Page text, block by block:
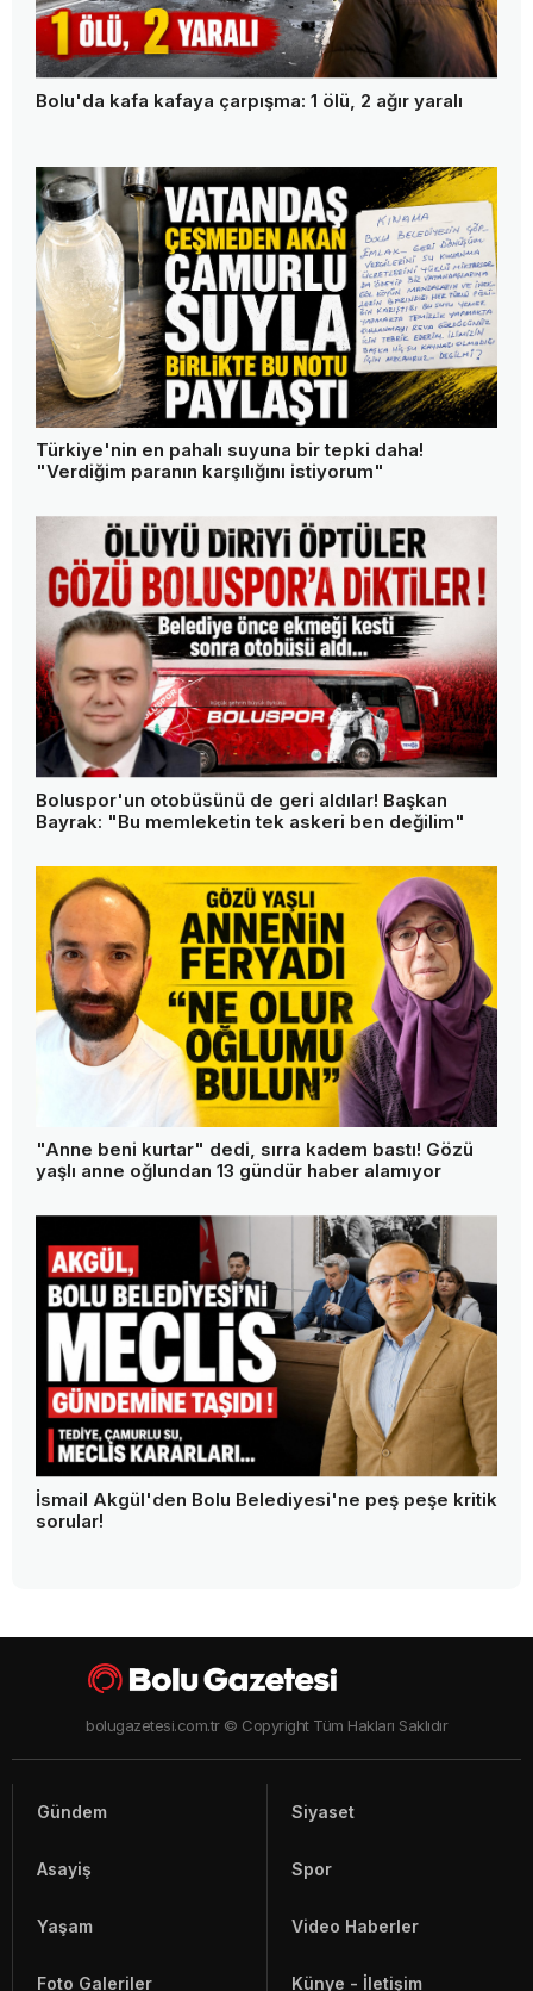
Bolu'da kafa kafaya çarpışma: 1 ölü, 2 ağır yaralı
Türkiye'nin en pahalı suyuna bir tepki daha!
"Verdiğim paranın karşılığını istiyorum"
Boluspor'un otobüsünü de geri aldılar! Başkan
Bayrak: "Bu memleketin tek askeri ben değilim"
"Anne beni kurtar" dedi, sırra kadem bastı! Gözü
yaşlı anne oğlundan 13 gündür haber alamıyor
İsmail Akgül'den Bolu Belediyesi'ne peş peşe kritik
sorular!
bolugazetesi.com.tr © Copyright Tüm Hakları Saklıdır
Gündem Siyaset
Asayiş Spor
Yaşam Video Haberler
Foto Galeriler Künye - İletişim